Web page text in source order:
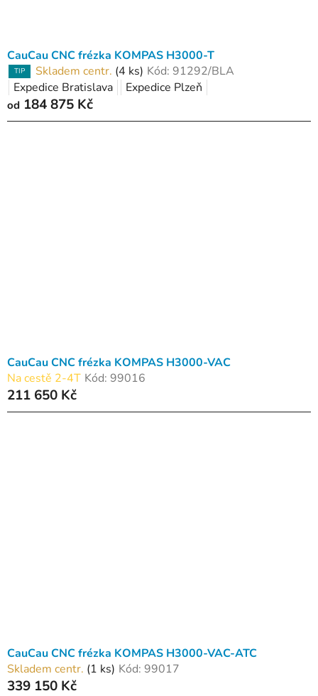
ů
CauCau CNC frézka KOMPAS H3000-T
TIP Skladem centr. (4 ks) Kód: 91292/BLA
Expedice Bratislava
Expedice Plzeň
od 184 875 Kč
CauCau CNC frézka KOMPAS H3000-VAC
Na cestě 2-4T Kód: 99016
211 650 Kč
CauCau CNC frézka KOMPAS H3000-VAC-ATC
Skladem centr. (1 ks) Kód: 99017
339 150 Kč